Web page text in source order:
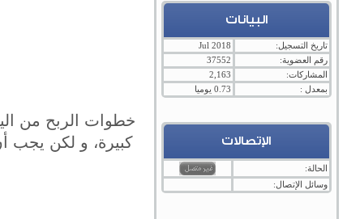
البيانات
تاريخ التسجيل:
Jul 2018
رقم العضوية:
37552
المشاركات:
2,163
بمعدل :
0.73 يوميا
الإتصالات
الحالة:
وسائل الإتصال:
خطوات الربح من
كبيرة، و لكن يجب